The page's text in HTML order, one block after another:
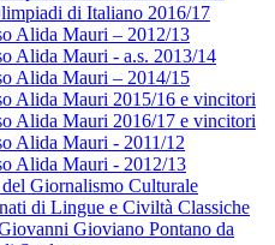
di Italiano 2016/17
Alida Mauri – 2012/13
Alida Mauri - a.s. 2013/14
Alida Mauri – 2014/15
Alida Mauri 2015/16 e vincitori
Alida Mauri 2016/17 e vincitori
Alida Mauri - 2011/12
Alida Mauri - 2012/13
Giornalismo Culturale
di Lingue e Civiltà Classiche
Gioviano Pontano da